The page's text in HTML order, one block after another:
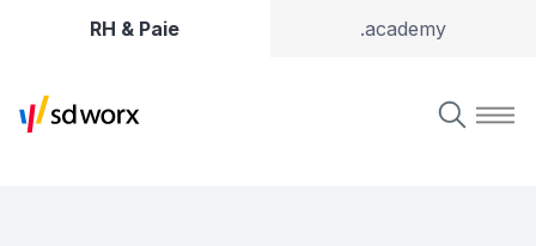
RH & Paie .academy